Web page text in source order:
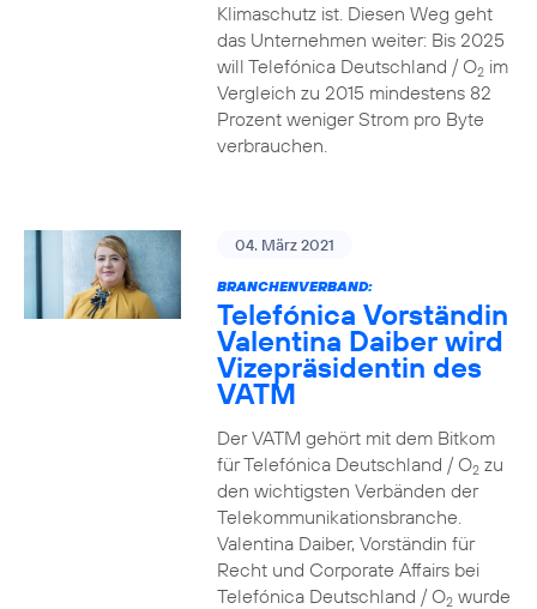
Klimaschutz ist. Diesen Weg geht
das Unternehmen weiter: Bis 2025
will Telefónica Deutschland / O2im
Vergleich zu 2015 mindestens 82
Prozent weniger Strom pro Byte
verbrauchen.
04. März 2021
BRANCHENVERBAND:
Telefónica Vorständin
Valentina Daiber wird
Vizepräsidentin des
VATM
Der VATM gehört mit dem Bitkom
für Telefónica Deutschland / O2zu
den wichtigsten Verbänden der
Telekommunikationsbranche.
Valentina Daiber, Vorständin für
Recht und Corporate Affairs bei
Telefónica Deutschland / O2wurde